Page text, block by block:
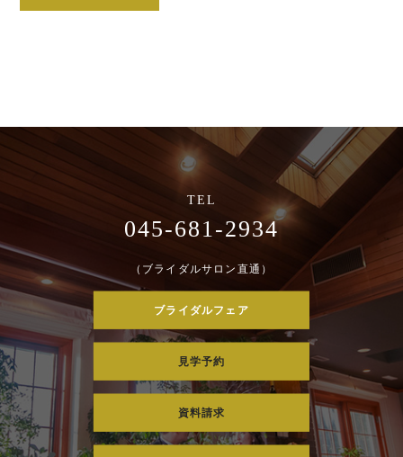
045-681-2934
（ブライダルサロン直通）
ブライダルフェア
見学予約
資料請求